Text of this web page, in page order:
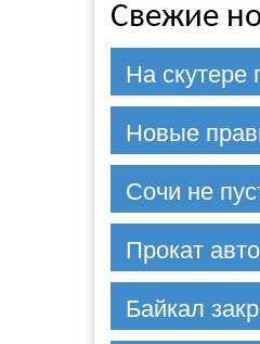
Свежие
На
Новые
Сочи не
Прокат
Байкал